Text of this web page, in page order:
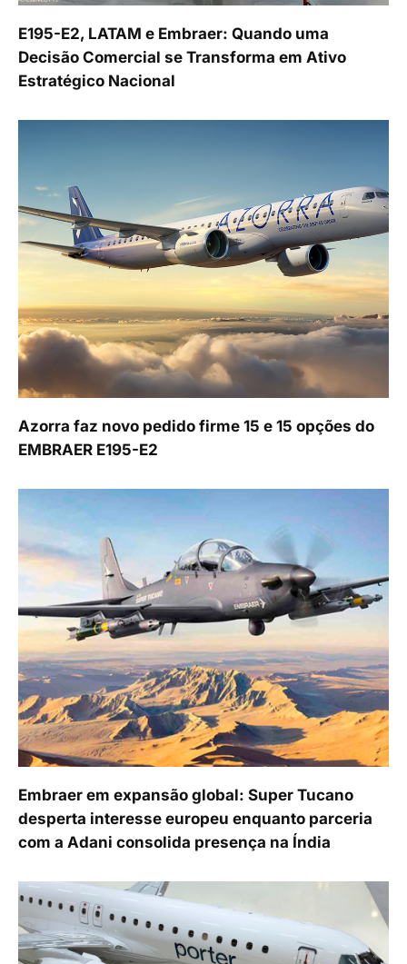
E195-E2, LATAM e Embraer: Quando uma
Decisão Comercial se Transforma em Ativo
Estratégico Nacional
Azorra faz novo pedido firme 15 e 15 opções do
EMBRAER E195-E2
Embraer em expansão global: Super Tucano
desperta interesse europeu enquanto parceria
com a Adani consolida presença na Índia